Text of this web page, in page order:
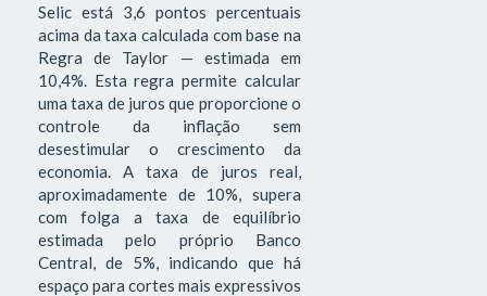
Selic está 3,6 pontos percentuais
acima da taxa calculada com base na
Regra de Taylor — estimada em
10,4%. Esta regra permite calcular
uma taxa de juros que proporcione o
controle da inflação sem
desestimular o crescimento da
economia. A taxa de juros real,
aproximadamente de 10%, supera
com folga a taxa de equilíbrio
estimada pelo próprio Banco
Central, de 5%, indicando que há
espaço para cortes mais expressivos